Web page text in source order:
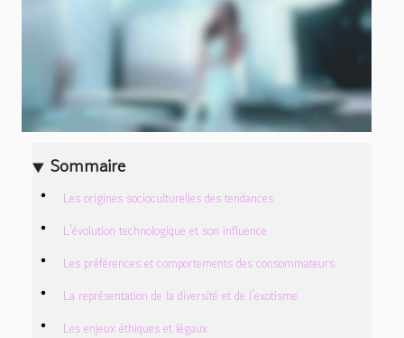
Sommaire
Les origines socioculturelles des tendances
L'évolution technologique et son influence
Les préférences et comportements des consommateurs
La représentation de la diversité et de l'exotisme
Les enjeux éthiques et légaux